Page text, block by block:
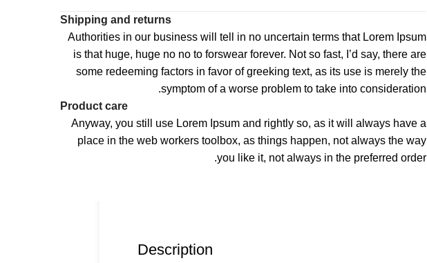
Shipping and returns
Authorities in our business will tell in no uncertain terms that Lorem Ipsum
is that huge, huge no no to forswear forever. Not so fast, I’d say, there are
some redeeming factors in favor of greeking text, as its use is merely the
symptom of a worse problem to take into consideration.
Product care
Anyway, you still use Lorem Ipsum and rightly so, as it will always have a
place in the web workers toolbox, as things happen, not always the way
you like it, not always in the preferred order.
Description